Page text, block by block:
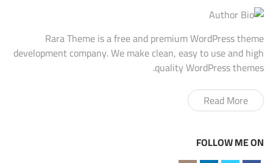
Rara Theme is a free and premium WordPress theme
development company. We make clean, easy to use and high
quality WordPress themes.
Read More
FOLLOW ME ON